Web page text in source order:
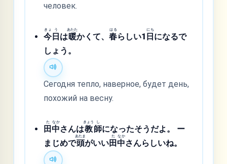
человек.
今
きょ
日
う
は暖
あたた
かくて、春
はる
らしい1 日
にち
になるで
しょう。
Сегодня тепло, наверное, будет день,
похожий на весну.
田
た
中
なか
さんは教
きょう
師
し
になったそうだよ。 ー
まじめで頭
あたま
がいい田
た
中
なか
さんらしいね。